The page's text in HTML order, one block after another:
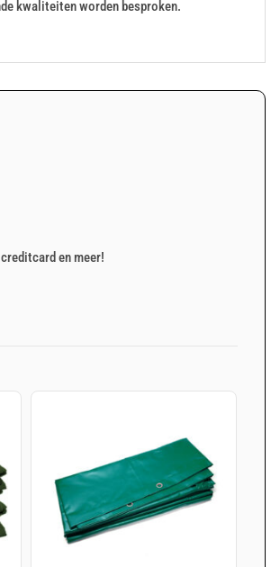
kwaliteiten worden besproken.
en meer!